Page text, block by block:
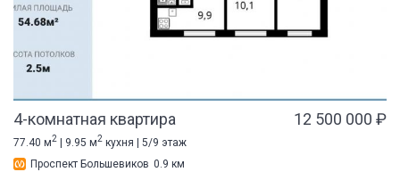
4-комнатная квартира 12 500 000 ₽
77.40 м2 | 9.95 м2 кухня | 5/9 этаж
Проспект Большевиков 0.9 км